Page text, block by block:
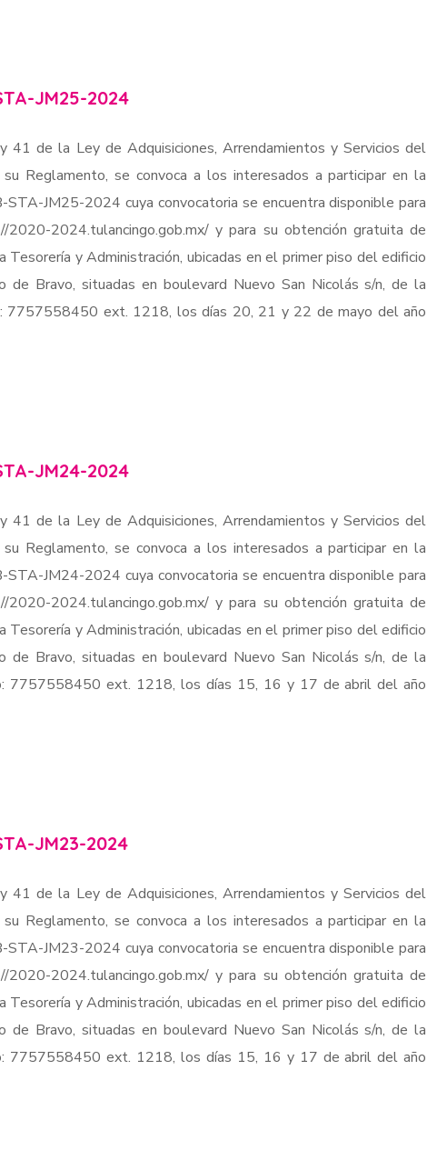
JM25-2024
41 de la Ley de Adquisiciones, Arrendamientos y Servicios del
Reglamento, se convoca a los interesados a participar en la
JM25-2024 cuya convocatoria se encuentra disponible para
2024.tulancingo.gob.mx/ y para su obtención gratuita de
y Administración, ubicadas en el primer piso del edificio
de Bravo, situadas en boulevard Nuevo San Nicolás s/n, de la
7757558450 ext. 1218, los días 20, 21 y 22 de mayo del año
JM24-2024
41 de la Ley de Adquisiciones, Arrendamientos y Servicios del
Reglamento, se convoca a los interesados a participar en la
JM24-2024 cuya convocatoria se encuentra disponible para
2024.tulancingo.gob.mx/ y para su obtención gratuita de
y Administración, ubicadas en el primer piso del edificio
de Bravo, situadas en boulevard Nuevo San Nicolás s/n, de la
7757558450 ext. 1218, los días 15, 16 y 17 de abril del año
JM23-2024
41 de la Ley de Adquisiciones, Arrendamientos y Servicios del
Reglamento, se convoca a los interesados a participar en la
JM23-2024 cuya convocatoria se encuentra disponible para
2024.tulancingo.gob.mx/ y para su obtención gratuita de
y Administración, ubicadas en el primer piso del edificio
de Bravo, situadas en boulevard Nuevo San Nicolás s/n, de la
7757558450 ext. 1218, los días 15, 16 y 17 de abril del año